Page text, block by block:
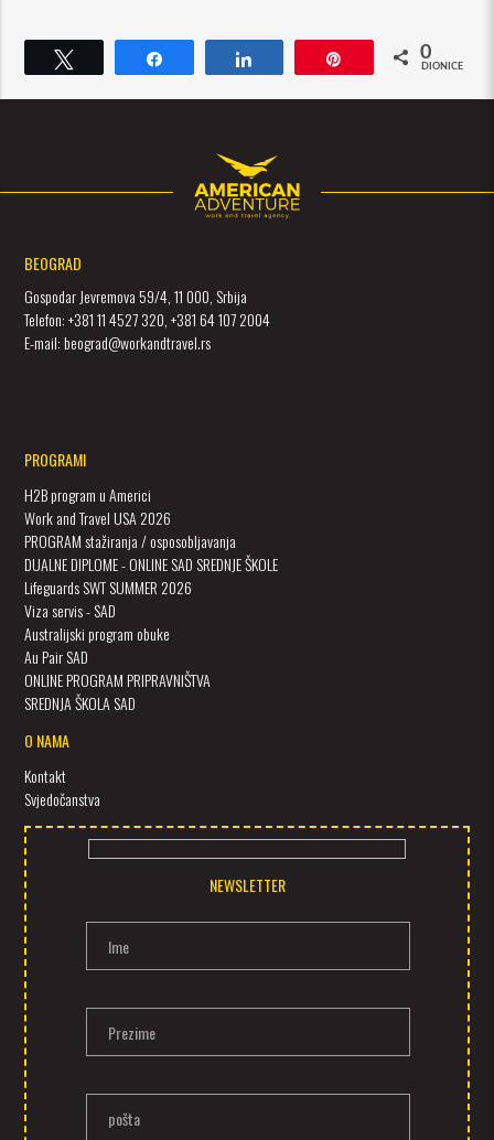
0
DIONICE
BEOGRAD
Gospodar Jevremova 59/4, 11 000, Srbija
Telefon: +381 11 4527 320, +381 64 107 2004
E-mail: beograd@workandtravel.rs
PROGRAMI
H2B program u Americi
Work and Travel USA 2026
PROGRAM stažiranja / osposobljavanja
DUALNE DIPLOME - ONLINE SAD SREDNJE ŠKOLE
Lifeguards SWT SUMMER 2026
Viza servis - SAD
Australijski program obuke
Au Pair SAD
ONLINE PROGRAM PRIPRAVNIŠTVA
SREDNJA ŠKOLA SAD
O NAMA
Kontakt
Svjedočanstva
NEWSLETTER
Ime
Prezime
pošta